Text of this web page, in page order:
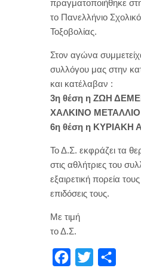
πραγματοποιήθηκε
το Πανελλήνιο
Τοξοβολίας.
Στον αγώνα
συλλόγου μας στην
και κατέλαβαν :
3η θέση η ΖΩΗ
ΧΑΛΚΙΝΟ ΜΕΤΑΛΛΙΟ
6η θέση η ΚΥΡΙΑΚΗ
Το Δ.Σ. εκφράζει τα
στις αθλήτριες του
εξαιρετική πορεία
επιδόσεις τους.
Με τιμή
το Δ.Σ.